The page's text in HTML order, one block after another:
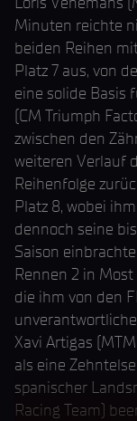
Minuten reichte
beiden Reihen
Platz 7 aus, von
eine solide Basis
(CM Triumph
zwischen den
weiteren Verlauf
Reihenfolge
Platz 8, wobei
dennoch seine
Saison
Rennen 2 in
die ihm von den
Xavi Artigas
als eine
spanischer
Racing Team)